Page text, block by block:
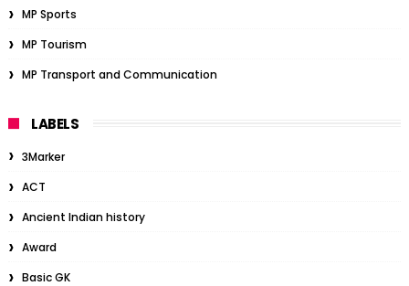
MP Sports
MP Tourism
MP Transport and Communication
LABELS
3Marker
ACT
Ancient Indian history
Award
Basic GK